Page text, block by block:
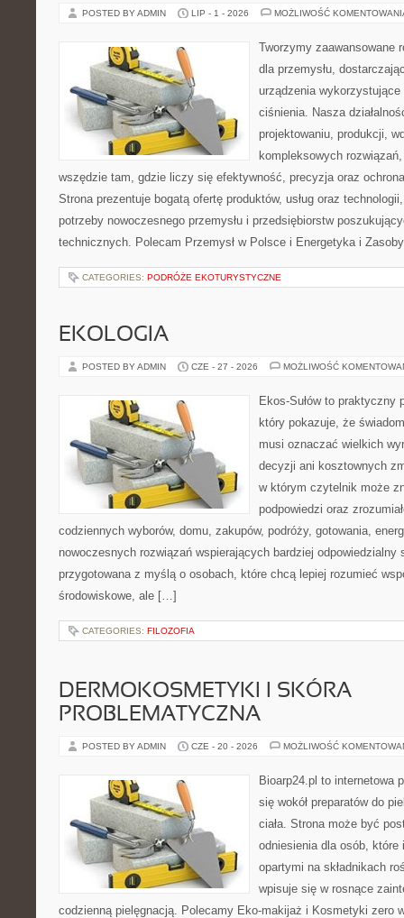
POSTED BY ADMIN LIP - 1 - 2026 MOŻLIWOŚĆ
Tworzymy zaawansowane
dla przemysłu,
urządzenia
ciśnienia. Nasza
projektowaniu, produkcji,
kompleksowych
wszędzie tam, gdzie liczy się efektywność, precyzja oraz
Strona prezentuje bogatą ofertę produktów, usług oraz
potrzeby nowoczesnego przemysłu i przedsiębiorstw
technicznych. Polecam Przemysł w Polsce i Energetyka i
CATEGORIES: PODRÓŻE EKOTURYSTYCZNE
EKOLOGIA
POSTED BY ADMIN CZE - 27 - 2026 MOŻLIWOŚĆ
Ekos-Sułów to praktyczny
który pokazuje, że
musi oznaczać wielkich
decyzji ani kosztownych
w którym czytelnik może
podpowiedzi oraz
codziennych wyborów, domu, zakupów, podróży, gotowania,
nowoczesnych rozwiązań wspierających bardziej odpowiedzialny
przygotowana z myślą o osobach, które chcą lepiej rozumieć
środowiskowe, ale […]
CATEGORIES: FILOZOFIA
DERMOKOSMETYKI I SKÓRA
PROBLEMATYCZNA
POSTED BY ADMIN CZE - 20 - 2026 MOŻLIWOŚĆ
Bioarp24.pl to internetowa
się wokół preparatów do
ciała. Strona może być
odniesienia dla osób,
opartymi na składnikach
wpisuje się w rosnące
codzienną pielęgnacją. Polecamy Eko-makijaż i Kosmetyki zero